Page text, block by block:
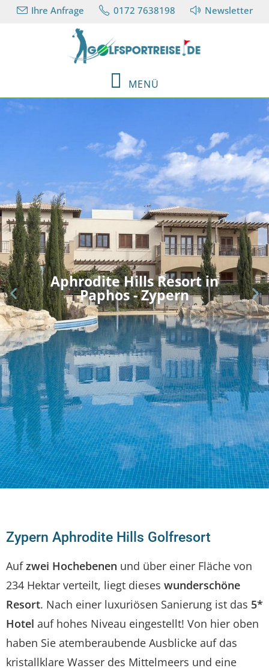
Ihre Anfrage 0172 7638198 Newsletter
MENÜ
Aphrodite Hills Resort in
Paphos - Zypern
Zypern Aphrodite Hills Golfresort
Aufzwei Hochebenen und über einer Fläche von
234 Hektar verteilt, liegt dieses wunderschöne
Resort. Nach einer luxuriösen Sanierung ist das 5*
Hotel auf hohes Niveau eingestellt! Von hier oben
haben Sie atemberaubende Ausblicke auf das
kristallklare Wasser des Mittelmeers und eine